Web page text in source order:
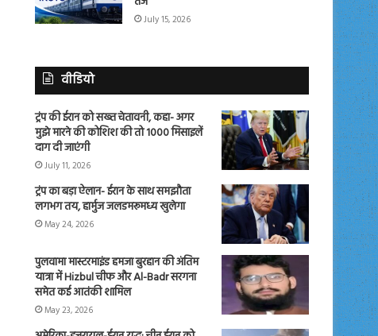
July 15, 2026
वीडियो
ट्रंप की ईरान को सख्त चेतावनी, कहा- अगर
मुझे मारने की कोशिश की तो 1000 मिसाइलें
दाग दी जाएंगी
July 11, 2026
ट्रंप का बड़ा ऐलान- ईरान के साथ समझौता
लगभग तय, हार्मुज जलडमरूमध्य खुलेगा
May 24, 2026
पुलवामा मास्टरमाइंड हमजा बुरहान की अंतिम
यात्रा में Hizbul चीफ और Al-Badr सरगना
समेत कई आतंकी शामिल
May 23, 2026